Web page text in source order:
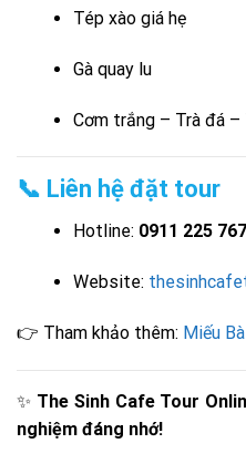
Tép xào giá hẹ
Gà quay lu
Cơm trắng – Trà đá –
📞 Liên hệ đặt tour
Hotline: 0911 225
Website:
👉 Tham khảo thêm: Miếu
✨ The Sinh Cafe Tour
nghiệm đáng nhớ!